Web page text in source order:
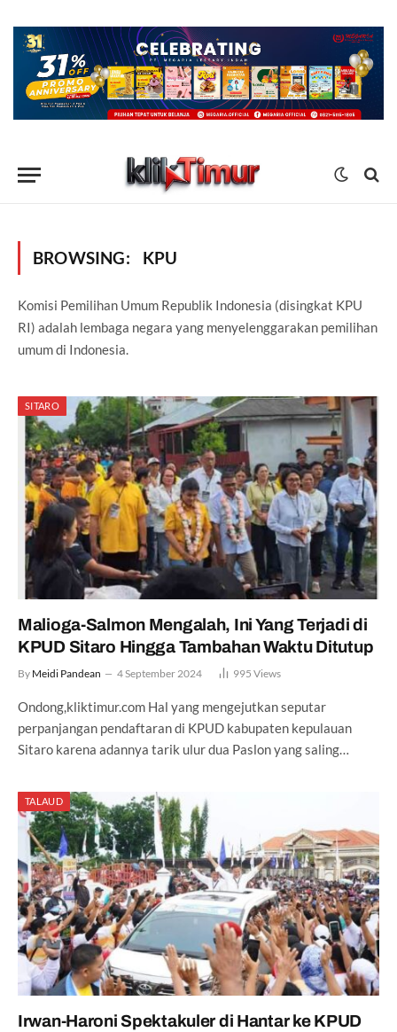
BROWSING: KPU
Komisi Pemilihan Umum Republik Indonesia (disingkat KPU
RI) adalah lembaga negara yang menyelenggarakan pemilihan
umum di Indonesia.
SITARO
Malioga-Salmon Mengalah, Ini Yang Terjadi di
KPUD Sitaro Hingga Tambahan Waktu Ditutup
By Meidi Pandean 4 September 2024 995 Views
Ondong,kliktimur.com Hal yang mengejutkan seputar
perpanjangan pendaftaran di KPUD kabupaten kepulauan
Sitaro karena adannya tarik ulur dua Paslon yang saling…
TALAUD
Irwan-Haroni Spektakuler di Hantar ke KPUD